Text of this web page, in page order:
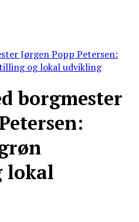
Jørgen Popp Petersen:
og lokal udvikling
borgmester
lokal